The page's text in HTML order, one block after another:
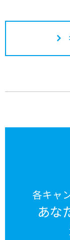
各キャ
あな